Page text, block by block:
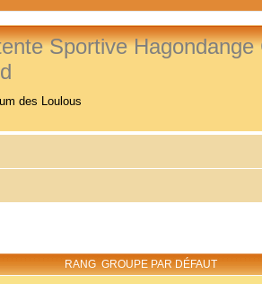
Sportive Hagondange
des Loulous
RANG GROUPE PAR DÉFAUT